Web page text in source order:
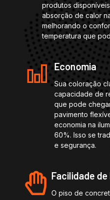
produtos
absorção de calor
melhorando o
temperatura que
Economia
Sua coloração
capacidade de
que pode
pavimento
economia na
60%. Isso se
e segurança.
Facilidade
O piso de